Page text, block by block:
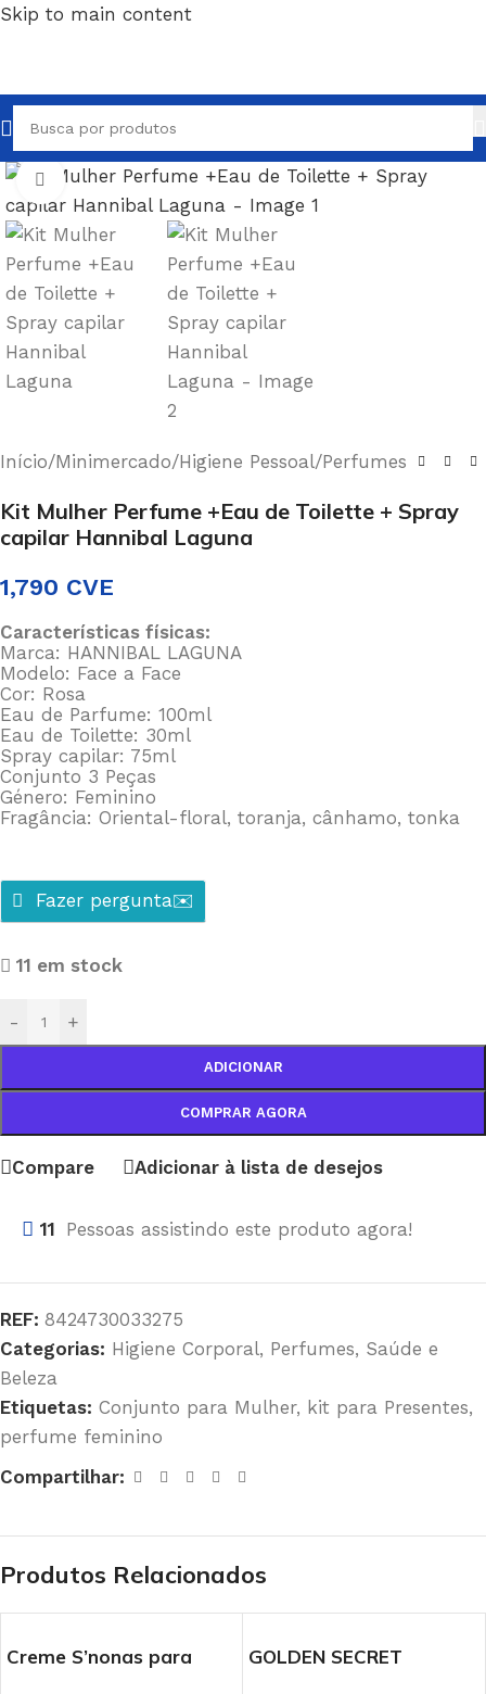
Skip to main content
Clique para ampliar
Início/Minimercado/Higiene Pessoal/Perfumes
Kit Mulher Perfume +Eau de Toilette + Spray
capilar Hannibal Laguna
1,790 CVE
Características físicas:
Marca: HANNIBAL LAGUNA
Modelo: Face a Face
Cor: Rosa
Eau de Parfume: 100ml
Eau de Toilette: 30ml
Spray capilar: 75ml
Conjunto 3 Peças
Género: Feminino
Fragância: Oriental-floral, toranja, cânhamo, tonka
Fazer pergunta✉️
11 em stock
- +
ADICIONAR
COMPRAR AGORA
Compare Adicionar à lista de desejos
11 Pessoas assistindo este produto agora!
REF: 8424730033275
Categorias: Higiene Corporal, Perfumes, Saúde e
Beleza
Etiquetas: Conjunto para Mulher, kit para Presentes,
perfume feminino
Compartilhar:
Produtos Relacionados
Creme S’nonas para
GOLDEN SECRET